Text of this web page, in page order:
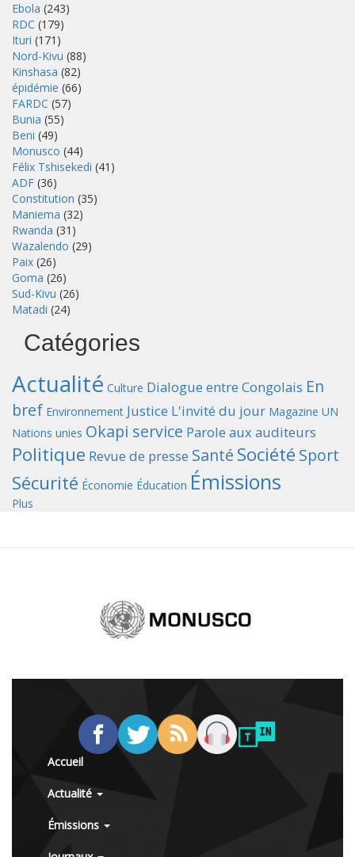
Ebola (243)
RDC (179)
Ituri (171)
Nord-Kivu (88)
Kinshasa (82)
épidémie (66)
FARDC (57)
Bunia (55)
Beni (49)
Monusco (44)
Félix Tshisekedi (41)
ADF (36)
Constitution (35)
Maniema (32)
Rwanda (31)
Wazalendo (29)
Paix (26)
Goma (26)
Sud-Kivu (26)
Matadi (24)
Catégories
Actualité Culture Dialogue entre Congolais En
bref Environnement Justice L'invité du jour Magazine UN
Nations unies Okapi service Parole aux auditeurs
Politique Revue de presse Santé Société Sport
Sécurité Économie Éducation Émissions
Plus
Accueil
Actualité
Émissions